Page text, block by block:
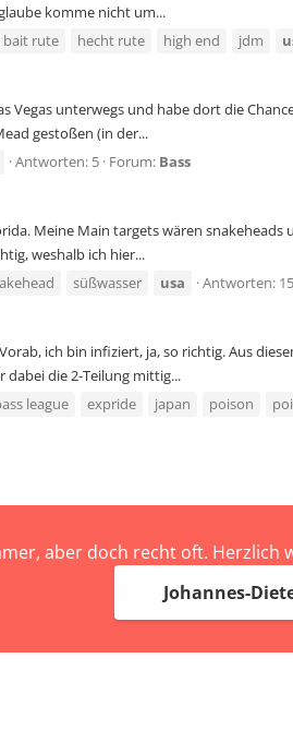
komme nicht um...
bait rute hecht rute high end jdm
Vegas unterwegs und habe dort die
gestoßen (in der...
Antworten: 5 Forum: Bass
Meine Main targets wären
weshalb ich hier...
süßwasser usa Antworten: 15
ich bin infiziert, ja, so richtig. Aus
dabei die 2-Teilung mittig...
league expride japan poison
aber doch recht oft.
Johannes-